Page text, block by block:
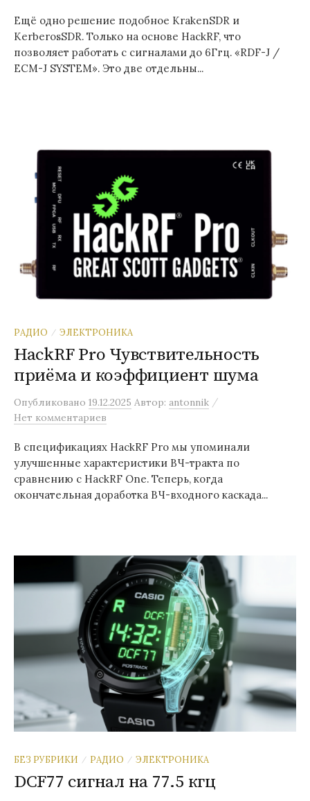
Ещё одно решение подобное KrakenSDR и
KerberosSDR. Только на основе HackRF, что
позволяет работать с сигналами до 6Ггц. «RDF-J /
ECM-J SYSTEM». Это две отдельны...
РАДИО / ЭЛЕКТРОНИКА
HackRF Pro Чувствительность
приёма и коэффициент шума
Опубликовано 19.12.2025 Автор: antonnik /
Нет комментариев
В спецификациях HackRF Pro мы упоминали
улучшенные характеристики ВЧ-тракта по
сравнению с HackRF One. Теперь, когда
окончательная доработка ВЧ-входного каскада...
БЕЗ РУБРИКИ / РАДИО / ЭЛЕКТРОНИКА
DCF77 сигнал на 77.5 кгц